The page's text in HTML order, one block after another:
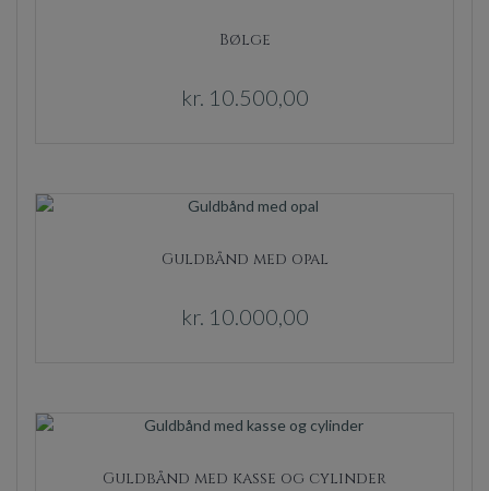
Bølge
kr. 10.500,00
Guldbånd med opal
kr. 10.000,00
Guldbånd med kasse og cylinder